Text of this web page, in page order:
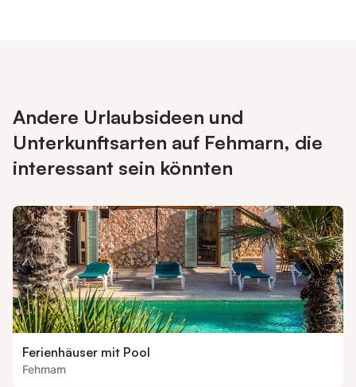
Andere Urlaubsideen und
Unterkunftsarten auf Fehmarn, die
interessant sein könnten
Ferienhäuser mit Pool
Fehmarn